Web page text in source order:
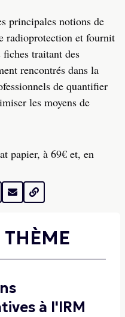
principales notions de
radioprotection et fournit
traitant des
rencontrés dans la
de quantifier
les moyens de
papier, à 69€ et, en
THÈME
à l'IRM